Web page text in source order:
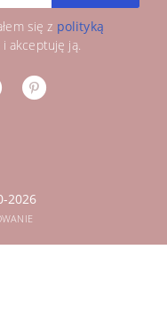
się z polityką
akceptuję ją.
2026